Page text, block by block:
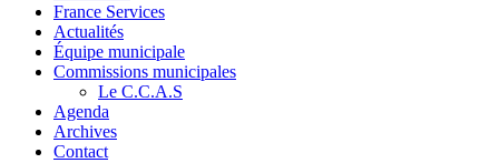
France Services
Actualités
Équipe municipale
Commissions municipales
Le C.C.A.S
Agenda
Archives
Contact